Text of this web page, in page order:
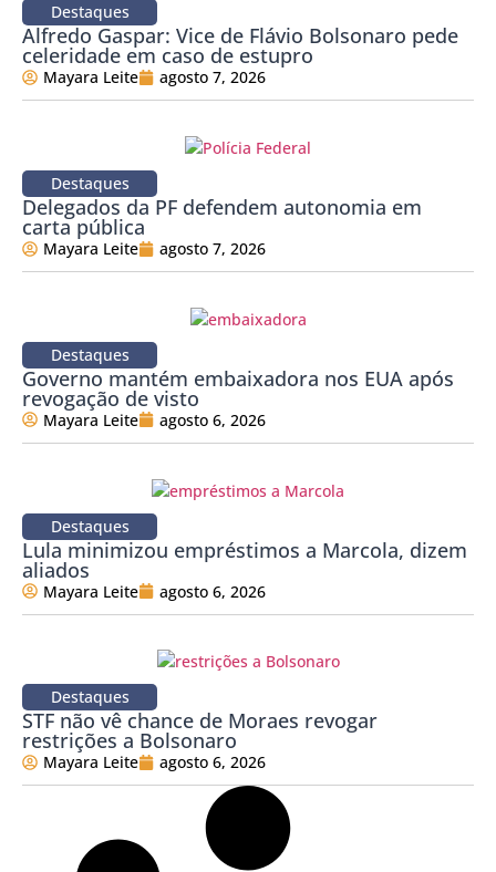
Destaques
Alfredo Gaspar: Vice de Flávio Bolsonaro pede
celeridade em caso de estupro
Mayara Leite agosto 7, 2026
Destaques
Delegados da PF defendem autonomia em
carta pública
Mayara Leite agosto 7, 2026
Destaques
Governo mantém embaixadora nos EUA após
revogação de visto
Mayara Leite agosto 6, 2026
Destaques
Lula minimizou empréstimos a Marcola, dizem
aliados
Mayara Leite agosto 6, 2026
Destaques
STF não vê chance de Moraes revogar
restrições a Bolsonaro
Mayara Leite agosto 6, 2026